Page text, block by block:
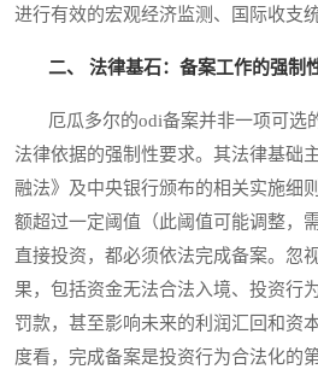
进行有效的宏观经济监测、国际收支
二、 法律基石：备案工作的强制
厄瓜多尔的odi备案并非一项可选
法律依据的强制性要求。其法律基础
融法》及中央银行颁布的相关实施细
额超过一定阈值（此阈值可能调整，
直接投资，都必须依法完成备案。忽
果，包括资金无法合法入境、投资行
罚款，甚至影响未来的利润汇回和资
度看，完成备案是投资行为合法化的第